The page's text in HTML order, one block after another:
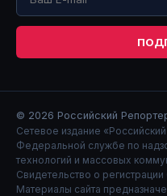
© 2026 Российский
Сетевое издание
Федеральной службе по
технологий и массовых
Свидетельство о
Материалы сайта